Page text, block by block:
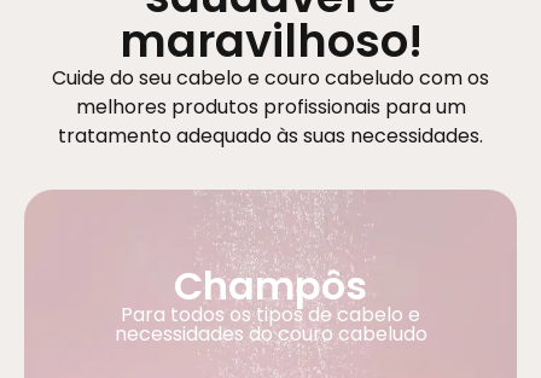
maravilhoso!
Cuide do seu cabelo e couro cabeludo com os
melhores produtos profissionais para um
tratamento adequado às suas necessidades.
Champôs
Para todos os tipos de cabelo e
necessidades do couro cabeludo